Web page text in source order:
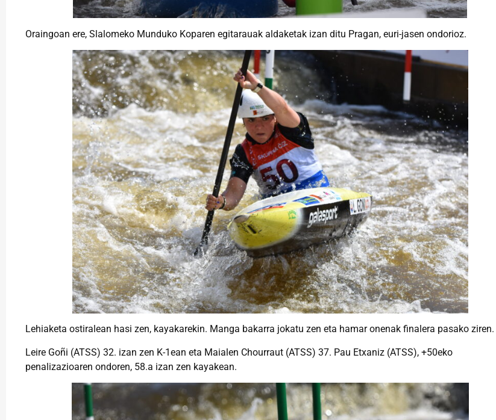
Oraingoan ere, Slalomeko Munduko Koparen egitarauak aldaketak izan ditu Pragan, euri-jasen ondorioz.
Lehiaketa ostiralean hasi zen, kayakarekin. Manga bakarra jokatu zen eta hamar onenak finalera pasako ziren.
Leire Goñi (ATSS) 32. izan zen K-1ean eta Maialen Chourraut (ATSS) 37. Pau Etxaniz (ATSS), +50eko
penalizazioaren ondoren, 58.a izan zen kayakean.